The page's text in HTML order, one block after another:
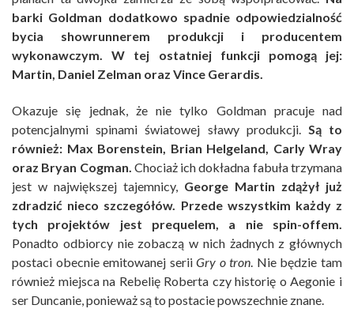
barki Goldman dodatkowo spadnie odpowiedzialność
bycia showrunnerem produkcji i producentem
wykonawczym. W tej ostatniej funkcji pomogą jej:
Martin, Daniel Zelman oraz Vince Gerardis.
Okazuje się jednak, że nie tylko Goldman pracuje nad
potencjalnymi spinami światowej sławy produkcji. Są to
również: Max Borenstein, Brian Helgeland, Carly Wray
oraz Bryan Cogman. Chociaż ich dokładna fabuła trzymana
jest w największej tajemnicy, George Martin zdążył już
zdradzić nieco szczegółów. Przede wszystkim każdy z
tych projektów jest prequelem, a nie spin-offem.
Ponadto odbiorcy nie zobaczą w nich żadnych z głównych
postaci obecnie emitowanej seriiGry o tron . Nie będzie tam
również miejsca na Rebelię Roberta czy historię o Aegonie i
ser Duncanie, ponieważ są to postacie powszechnie znane.